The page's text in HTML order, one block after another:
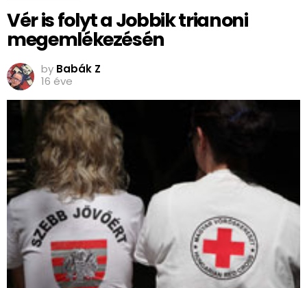
Vér is folyt a Jobbik trianoni
megemlékezésén
by Babák Z
16 éve